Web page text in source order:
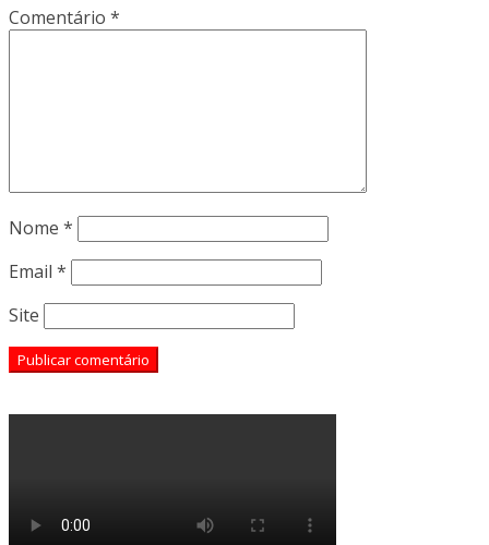
Comentário *
Nome *
Email *
Site